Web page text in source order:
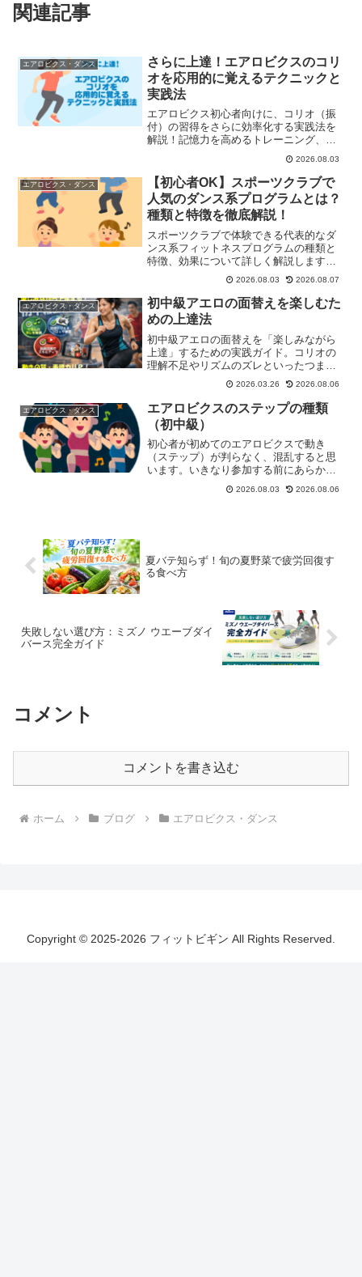
関連記事
エアロビクス・ダンス
さらに上達！エアロビクスのコリ
オを応用的に覚えるテクニックと
実践法
エアロビクス初心者向けに、コリオ（振
付）の習得をさらに効率化する実践法を
解説！記憶力を高めるトレーニング、イ
メージトレーニングや仲間との練習法、
上級者へのステップアップ術まで徹底紹
介。楽しみながら振り覚えをスピードア
ップしたい方におすすめの記事です。
2026.08.03
エアロビクス・ダンス
【初心者OK】スポーツクラブで
人気のダンス系プログラムとは？
種類と特徴を徹底解説！
スポーツクラブで体験できる代表的なダ
ンス系フィットネスプログラムの種類と
特徴、効果について詳しく解説します。
初心者にも安心して参加できるプログラ
ムも紹介しますので、ぜひご参考くださ
い！
2026.08.03 2026.08.07
エアロビクス・ダンス
初中級アエロの面替えを楽しむた
めの上達法
初中級アエロの面替えを「楽しみながら
上達」するための実践ガイド。コリオの
理解不足やリズムのズレといったつまず
きの原因を解消し、基礎ドリルやブロッ
ク練習、動画活用で着実にスキルアッ
プ。動きの質と表現力を高めたい方に最
適です。
2026.03.26 2026.08.06
エアロビクス・ダンス
エアロビクスのステップの種類
（初中級）
初心者が初めてのエアロビクスで動き
（ステップ）が判らなく、混乱すると思
います。いきなり参加する前にあらかじ
めステップの名前とその動きを覚えてお
けばスムーズに動けると思います。以下
2026.08.03 2026.08.06
夏バテ知らず！旬の夏野菜で疲労回復す
る食べ方
失敗しない選び方：ミズノ ウエーブダイ
バース完全ガイド
コメント
コメントを書き込む
ホーム ブログ エアロビクス・ダンス
Copyright © 2025-2026 フィットビギン All Rights Reserved.